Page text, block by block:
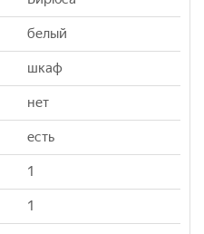
белый
шкаф
нет
eсть
1
1